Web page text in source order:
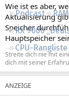
Podcast
RX 9000
CPU-Rangliste
Wie ist es aber,
Aktualisierung
Speicher
Hauptspeicher
Streite dich nie mit
dich mit seiner